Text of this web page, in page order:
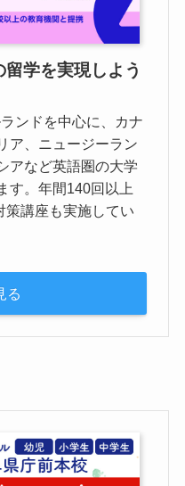
学を実現しよう
ンドを中心に、カナ
ア、ニュージーラン
アなど英語圏の大学
す。年間140回以上
策講座も実施してい
る